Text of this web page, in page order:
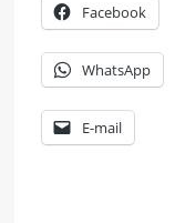
Facebook
WhatsApp
E-mail